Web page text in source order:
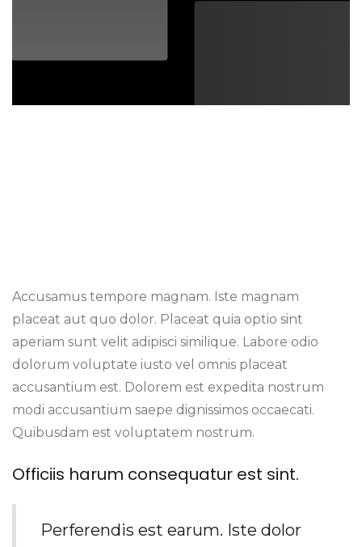
Accusamus tempore magnam. Iste magnam
placeat aut quo dolor. Placeat quia optio sint
aperiam sunt velit adipisci similique. Labore odio
dolorum voluptate iusto vel omnis placeat
accusantium est. Dolorem est expedita nostrum
modi accusantium saepe dignissimos occaecati.
Quibusdam est voluptatem nostrum.
Officiis harum consequatur est sint.
Perferendis est earum. Iste dolor